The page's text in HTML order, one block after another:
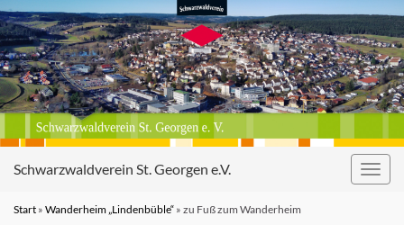
Schwarzwaldverein St. Georgen e.V.
Start » Wanderheim „Lindenbüble“ » zu Fuß zum Wanderheim